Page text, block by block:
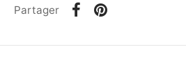
Partager